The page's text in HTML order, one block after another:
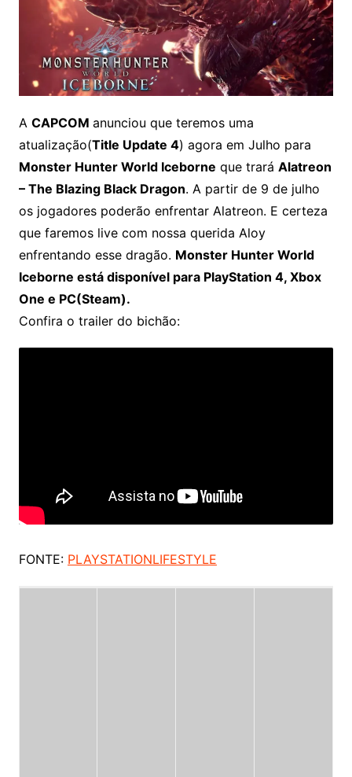
A CAPCOM anunciou que teremos uma
atualização(Title Update 4) agora em Julho para
Monster Hunter World Iceborne que trará Alatreon
– The Blazing Black Dragon. A partir de 9 de julho
os jogadores poderão enfrentar Alatreon. E certeza
que faremos live com nossa querida Aloy
enfrentando esse dragão. Monster Hunter World
Iceborne está disponível para PlayStation 4, Xbox
One e PC(Steam).
Confira o trailer do bichão:
FONTE: PLAYSTATIONLIFESTYLE